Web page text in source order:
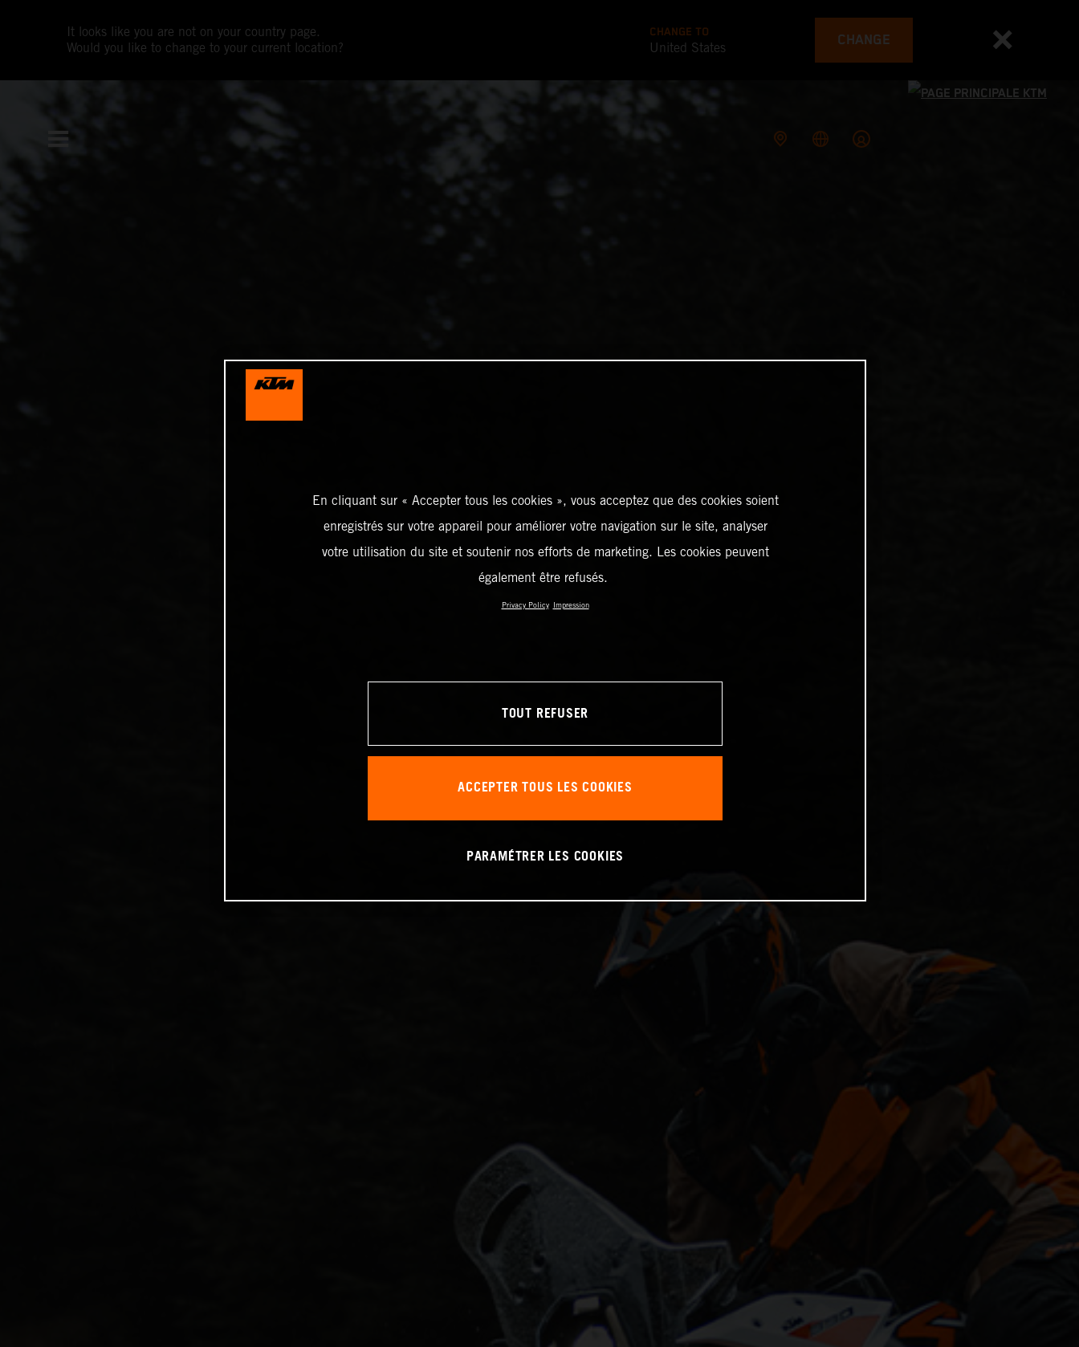
It looks like you are not on your country page.
Would you like to change to your current location?
CHANGE TO
United States CHANGE
En cliquant sur « Accepter tous les cookies », vous acceptez que des cookies soient
enregistrés sur votre appareil pour améliorer votre navigation sur le site, analyser
votre utilisation du site et soutenir nos efforts de marketing. Les cookies peuvent
également être refusés.
Privacy Policy Impression
TOUT REFUSER
ACCEPTER TOUS LES COOKIES
PARAMÉTRER LES COOKIES